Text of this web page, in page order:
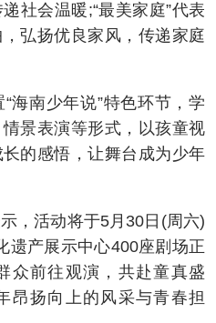
社会温暖;“最美家庭”代表
弘扬优良家风，传递家庭
南少年说”特色环节，学
景表演等形式，以孩童视
的感悟，让舞台成为少年
活动将于5月30日(周六)
遗产展示中心400座剧场正
众前往观演，共赴童真盛
昂扬向上的风采与青春担